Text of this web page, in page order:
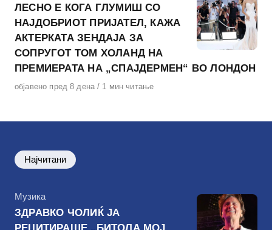
ЛЕСНО Е КОГА ГЛУМИШ СО
НАЈДОБРИОТ ПРИЈАТЕЛ, КАЖА
АКТЕРКАТА ЗЕНДАЈА ЗА
СОПРУГОТ ТОМ ХОЛАНД НА
ПРЕМИЕРАТА НА „СПАЈДЕРМЕН“ ВО ЛОНДОН
Објавено
објавено пред 8 дена 1 мин читање
Најчитани
КАтегорија
Музика
ЗДРАВКО ЧОЛИЌ ЈА